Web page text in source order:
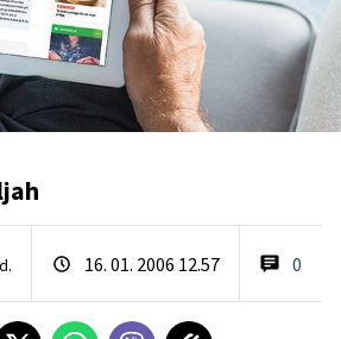
16. 01. 2006 12.57 0